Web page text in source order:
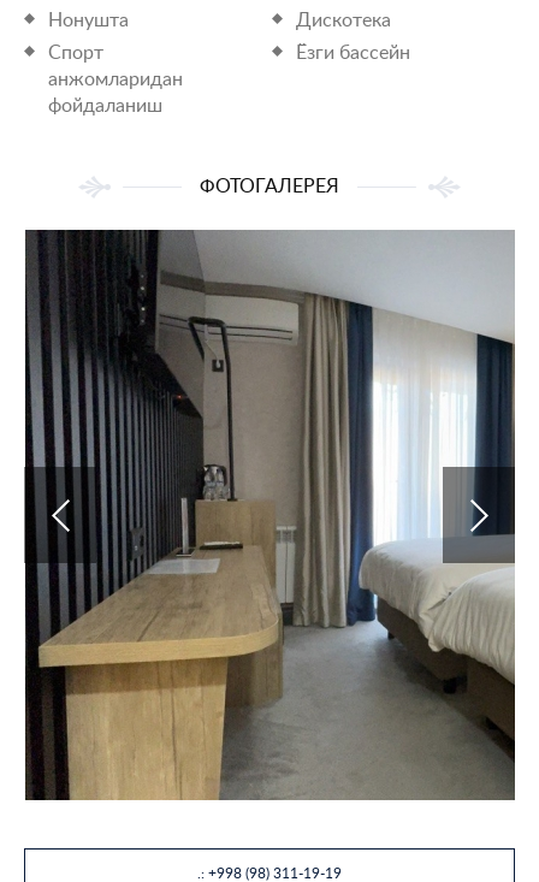
Нонушта
Дискотека
Спорт
анжомларидан
фойдаланиш
Ёзги бассейн
ФОТОГАЛЕРЕЯ
.: +998 (98) 311-19-19